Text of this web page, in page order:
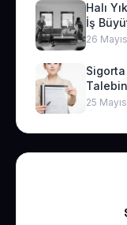
Halı
İş
26
25